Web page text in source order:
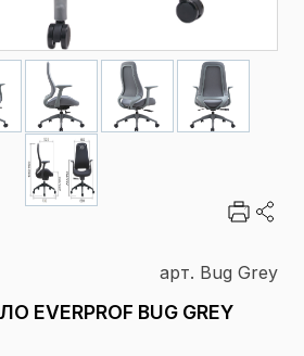
арт. Bug Grey
BUG GREY